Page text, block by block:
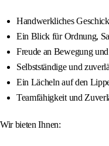
Handwerkliches
Ein Blick für Ordnung,
Freude an Bewegung
Selbstständige und
Ein Lächeln auf den
Teamfähigkeit und
Wir bieten Ihnen: